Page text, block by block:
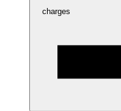
charges